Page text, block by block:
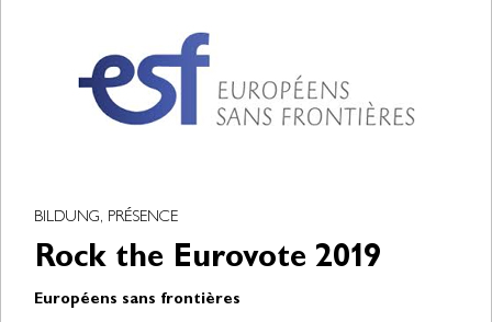
BILDUNG, PRÉSENCE
Rock the Eurovote 2019
Européens sans frontières